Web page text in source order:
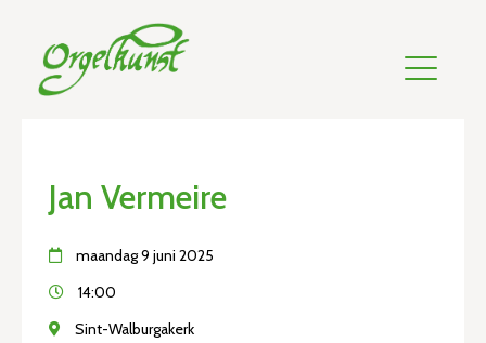
Jan Vermeire
maandag 9 juni 2025
14:00
Sint-Walburgakerk